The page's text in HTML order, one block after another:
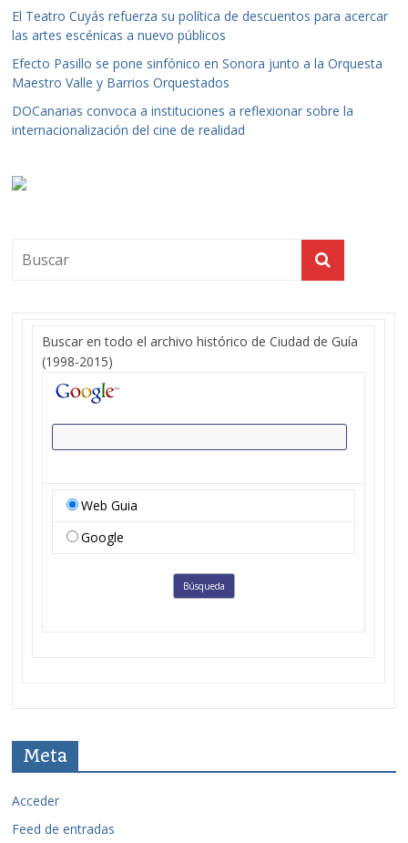
El Teatro Cuyás refuerza su política de descuentos para acercar
las artes escénicas a nuevo públicos
Efecto Pasillo se pone sinfónico en Sonora junto a la Orquesta
Maestro Valle y Barrios Orquestados
DOCanarias convoca a instituciones a reflexionar sobre la
internacionalización del cine de realidad
Buscar en todo el archivo histórico de Ciudad de Guía
(1998-2015)
Web Guia
Google
Meta
Acceder
Feed de entradas